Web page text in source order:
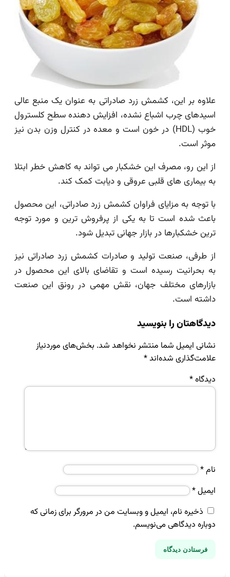
علاوه بر این، کشمش زرد صادراتی به عنوان یک منبع عالی
اسیدهای چرب اشباع نشده، افزایش دهنده سطح کلسترول
خوب (HDL) در خون است و معده در کنترل وزن بدن نیز
موثر است.
از این رو، مصرف این خشکبار می تواند به کاهش خطر ابتلا
به بیماری های قلبی عروقی و دیابت کمک کند.
با توجه به مزایای فراوان کشمش زرد صادراتی، این محصول
باعث شده است تا به یکی از پرفروش ترین و مورد توجه
ترین خشکبارها در بازار جهانی تبدیل شود.
از طرفی، صنعت تولید و صادرات کشمش زرد صادراتی نیز
به بحرانیت رسیده است و تقاضای بالای این محصول در
بازارهای مختلف جهان، نقش مهمی در رونق این صنعت
داشته است.
دیدگاهتان را بنویسید
نشانی ایمیل شما منتشر نخواهد شد. بخش‌های موردنیاز
علامت‌گذاری شده‌اند*
دیدگاه*
نام*
ایمیل*
ذخیره نام، ایمیل و وبسایت من در مرورگر برای زمانی که
دوباره دیدگاهی می‌نویسم.